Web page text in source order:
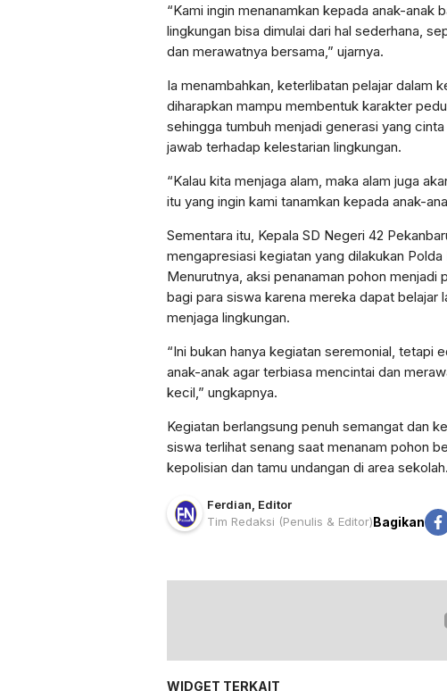
“Kami ingin menanamkan kepada anak-anak
lingkungan bisa dimulai dari hal sederhana,
dan merawatnya bersama,” ujarnya.
Ia menambahkan, keterlibatan pelajar dalam
diharapkan mampu membentuk karakter
sehingga tumbuh menjadi generasi yang
jawab terhadap kelestarian lingkungan.
“Kalau kita menjaga alam, maka alam juga
itu yang ingin kami tanamkan kepada anak-
Sementara itu, Kepala SD Negeri 42
mengapresiasi kegiatan yang dilakukan Polda
Menurutnya, aksi penanaman pohon menjadi
bagi para siswa karena mereka dapat belajar
menjaga lingkungan.
“Ini bukan hanya kegiatan seremonial, tetapi
anak-anak agar terbiasa mencintai dan
kecil,” ungkapnya.
Kegiatan berlangsung penuh semangat dan
siswa terlihat senang saat menanam pohon
kepolisian dan tamu undangan di area sekolah.
Ferdian Editor
Tim Redaksi (Penulis & Editor)Bagikan
WIDGET TERKAIT